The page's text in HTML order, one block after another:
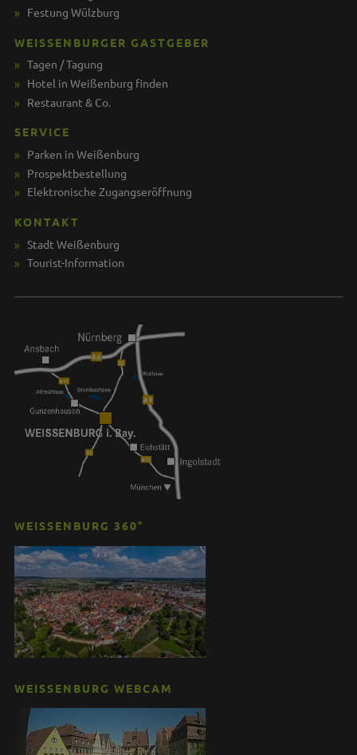
Festung Wülzburg
WEISSENBURGER GASTGEBER
Tagen / Tagung
Hotel in Weißenburg finden
Restaurant & Co.
SERVICE
Parken in Weißenburg
Prospektbestellung
Elektronische Zugangseröffnung
KONTAKT
Stadt Weißenburg
Tourist-Information
WEISSENBURG 360°
WEISSENBURG WEBCAM